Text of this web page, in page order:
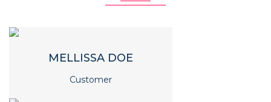
MELLISSA DOE
Customer